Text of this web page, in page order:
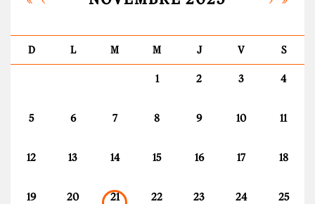
D L M M J V S
1 2 3 4
5 6 7 8 9 10 11
12 13 14 15 16 17 18
19 20 21 22 23 24 25